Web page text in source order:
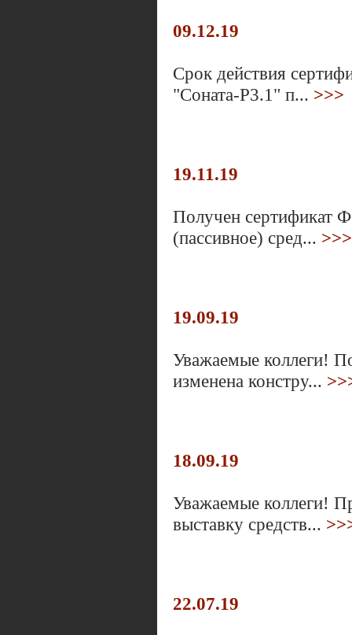
09.12.19
Срок действия
"Соната-Р3.1" п... >>>
19.11.19
Получен сертификат
(пассивное) сред... >>>
19.09.19
Уважаемые коллеги!
изменена констру...
18.09.19
Уважаемые коллеги!
выставку средств...
22.07.19